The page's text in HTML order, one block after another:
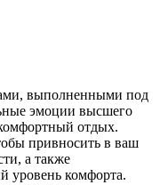
выполненными под
эмоции высшего
отдых.
привносить в ваш
а также
уровень комфорта.